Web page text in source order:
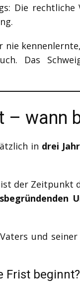
Die
nie
Das
– wann
in drei
der Zeitpunkt
und
Frist beginnt?